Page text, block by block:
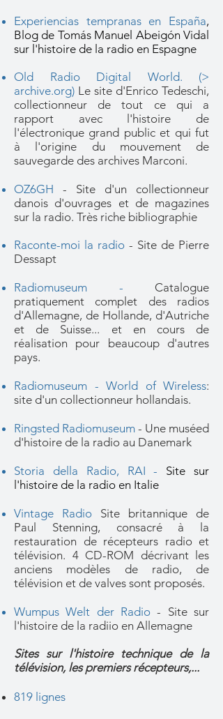
Experiencias tempranas en España,
Blog de Tomás Manuel Abeigón Vidal
sur l'histoire de la radio en Espagne
Old Radio Digital World. (>
archive.org) Le site d'Enrico Tedeschi,
collectionneur de tout ce qui a
rapport avec l'histoire de
l'électronique grand public et qui fut
à l'origine du mouvement de
sauvegarde des archives Marconi.
OZ6GH - Site d'un collectionneur
danois d'ouvrages et de magazines
sur la radio. Très riche bibliographie
Raconte-moi la radio - Site de Pierre
Dessapt
Radiomuseum - Catalogue
pratiquement complet des radios
d'Allemagne, de Hollande, d'Autriche
et de Suisse... et en cours de
réalisation pour beaucoup d'autres
pays.
Radiomuseum - World of Wireless:
site d'un collectionneur hollandais.
Ringsted Radiomuseum - Une muséed
d'histoire de la radio au Danemark
Storia della Radio, RAI - Site sur
l'histoire de la radio en Italie
Vintage Radio
Site britannique de
Paul Stenning, consacré à la
restauration de récepteurs radio et
télévision. 4 CD-ROM décrivant les
anciens modèles de radio, de
télévision et de valves sont proposés.
Wumpus Welt der Radio- Site sur
l'histoire de la radiio en Allemagne
Sites sur l'histoire technique de la
télévision, les premiers récepteurs,...
819 lignes